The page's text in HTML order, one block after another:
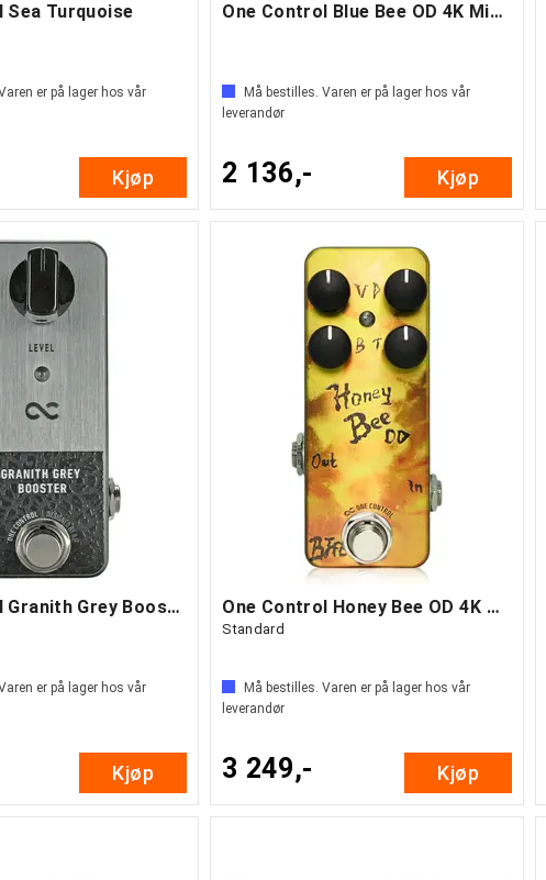
Sea Turquoise
er på lager hos vår
Kjøp
One Control Blue Bee OD 4K Mini Custom
Må bestilles. Varen er på lager hos vår
leverandør
2 136,- Kjøp
One Control Granith Grey Booster
er på lager hos vår
Kjøp
One Control Honey Bee OD 4K Mini
Standard
Må bestilles. Varen er på lager hos vår
leverandør
3 249,- Kjøp